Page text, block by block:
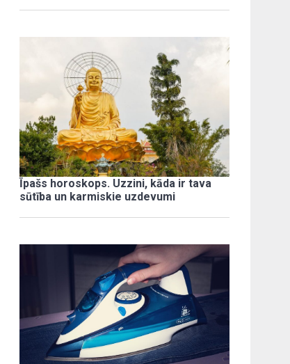
Īpašs horoskops. Uzzini, kāda ir tava
sūtība un karmiskie uzdevumi